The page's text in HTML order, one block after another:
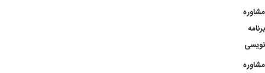
مشاوره
برنامه
نویسی
مشاوره